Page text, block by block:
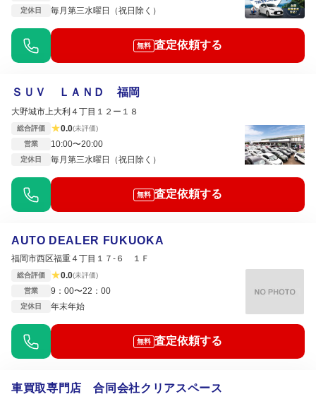
定休日 毎月第三水曜日（祝日除く）
無料 査定依頼する
ＳＵＶ ＬＡＮＤ 福岡
大野城市上大利４丁目１２ー１８
総合評価 ★0.0(未評価)
営業
10:00〜20:00
定休日 毎月第三水曜日（祝日除く）
無料 査定依頼する
AUTO DEALER FUKUOKA
福岡市西区福重４丁目１７‐６ １Ｆ
総合評価 ★0.0(未評価)
営業
9：00〜22：00
定休日 年末年始
無料 査定依頼する
車買取専門店 合同会社クリアスペース